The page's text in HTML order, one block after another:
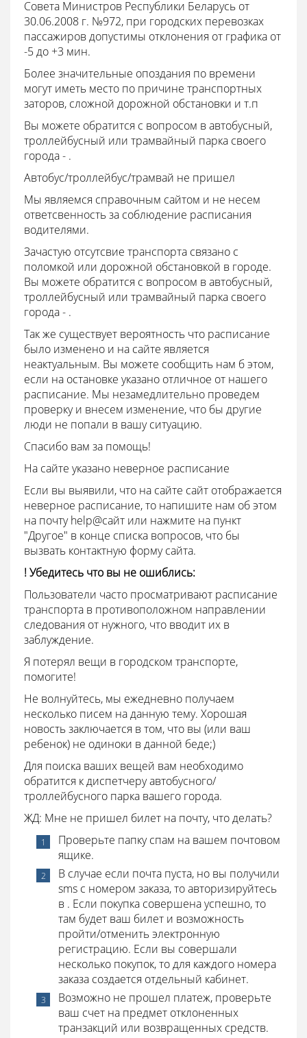
Совета Министров Республики Беларусь от
30.06.2008 г. №972, при городских перевозках
пассажиров допустимы отклонения от графика от
-5 до +3 мин.
Более значительные опоздания по времени
могут иметь место по причине транспортных
заторов, сложной дорожной обстановки и т.п
Вы можете обратится с вопросом в автобусный,
троллейбусный или трамвайный парка своего
города - .
Автобус/троллейбус/трамвай не пришел
Мы являемся справочным сайтом и не несем
ответсвенность за соблюдение расписания
водителями.
Зачастую отсутсвие транспорта связано с
поломкой или дорожной обстановкой в городе.
Вы можете обратится с вопросом в автобусный,
троллейбусный или трамвайный парка своего
города - .
Так же существует вероятность что расписание
было изменено и на сайте является
неактуальным. Вы можете сообщить нам б этом,
если на остановке указано отличное от нашего
расписание. Мы незамедлительно проведем
проверку и внесем изменение, что бы другие
люди не попали в вашу ситуацию.
Спасибо вам за помощь!
На сайте указано неверное расписание
Если вы выявили, что на сайте сайт отображается
неверное расписание, то напишите нам об этом
на почтуhelp@сайт или нажмите на пункт
"Другое" в конце списка вопросов, что бы
вызвать контактную форму сайта.
! Убедитесь что вы не ошиблись:
Пользователи часто просматривают расписание
транспорта в противоположном направлении
следования от нужного, что вводит их в
заблуждение.
Я потерял вещи в городском транспорте,
помогите!
Не волнуйтесь, мы ежедневно получаем
несколько писем на данную тему. Хорошая
новость заключается в том, что вы (или ваш
ребенок) не одиноки в данной беде;)
Для поиска ваших вещей вам необходимо
обратится к диспетчеру автобусного/
троллейбусного парка вашего города.
ЖД: Мне не пришел билет на почту, что делать?
Проверьте папку спам на вашем почтовом
ящике.
В случае если почта пуста, но вы получили
sms с номером заказа, то авторизируйтесь
в . Если покупка совершена успешно, то
там будет ваш билет и возможность
пройти/отменить электронную
регистрацию. Если вы совершали
несколько покупок, то для каждого номера
заказа создается отдельный кабинет.
Возможно не прошел платеж, проверьте
ваш счет на предмет отклоненных
транзакций или возвращенных средств.